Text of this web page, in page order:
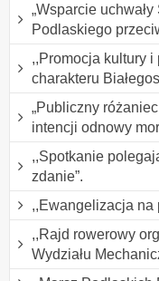
„Wsparcie
Podlaskiego
,,Promocja kultury
charakteru
„Publiczny
intencji odnowy
,,Spotkanie
zdanie”.
,,Ewangelizacja na
,,Rajd rowerowy
Wydziału